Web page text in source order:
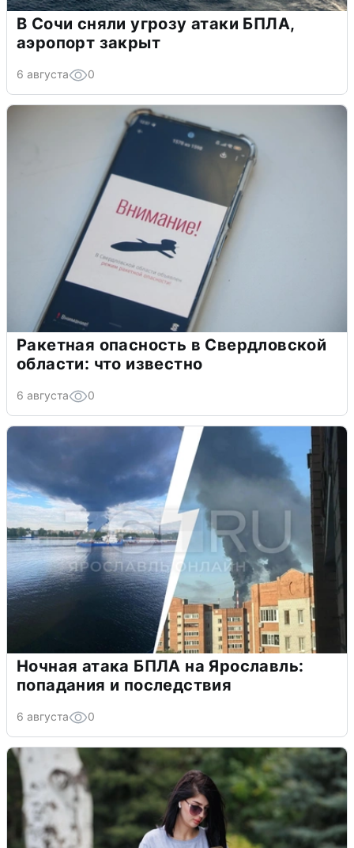
В Сочи сняли угрозу атаки БПЛА,
аэропорт закрыт
6 августа 0
Ракетная опасность в Свердловской
области: что известно
6 августа 0
Ночная атака БПЛА на Ярославль:
попадания и последствия
6 августа 0